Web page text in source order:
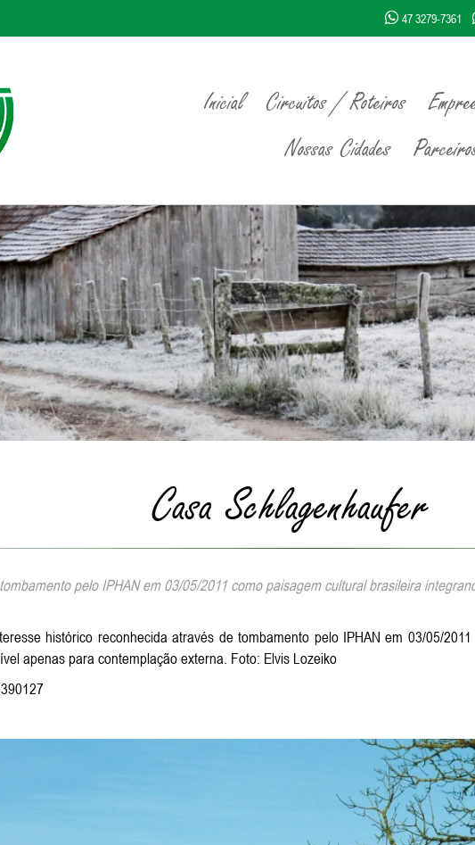
47 3279-7361
Inicial Circuitos / Roteiros
Nossas Cidades
Casa Schlagenhaufer
pelo IPHAN em 03/05/2011 como paisagem cultural brasileira
histórico reconhecida através de tombamento pelo IPHAN em 03/05/
apenas para contemplação externa. Foto: Elvis Lozeiko